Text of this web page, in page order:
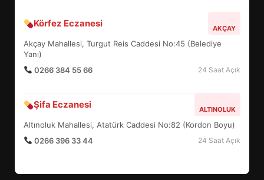
Körfez Eczanesi AKÇAY
Akçay Mahallesi, Turgut Reis Caddesi No:45 (Belediye
Yanı)
0266 384 55 66
24 Saat Açık
Şifa Eczanesi ALTINOLUK
Altınoluk Mahallesi, Atatürk Caddesi No:82 (Kordon Boyu)
0266 396 33 44
24 Saat Açık
5
TURNUVASI KAYITLARI NEYİ
6
YENİ YÖNETİM NASIL
ŞEKİLLENDİ?
DEV HAREKET: NELER